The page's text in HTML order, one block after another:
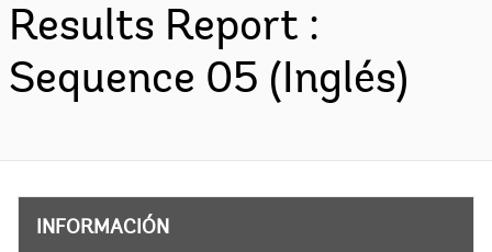
Results Report :
Sequence 05 (Inglés)
INFORMACIÓN